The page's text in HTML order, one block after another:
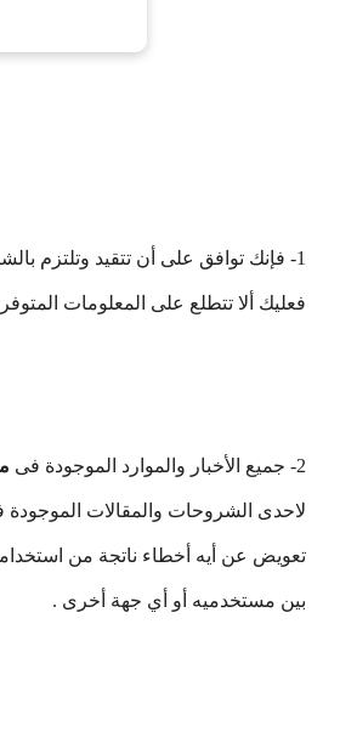
1- فإنك توافق على أن تتقيد وتلتزم
فعليك ألا تتطلع على المعلومات
2- جميع الأخبار والموارد الموجودة فى
لاحدى الشروحات والمقالات
تعويض عن أيه أخطاء ناتجة من
بين مستخدميه أو أي جهة أخرى .